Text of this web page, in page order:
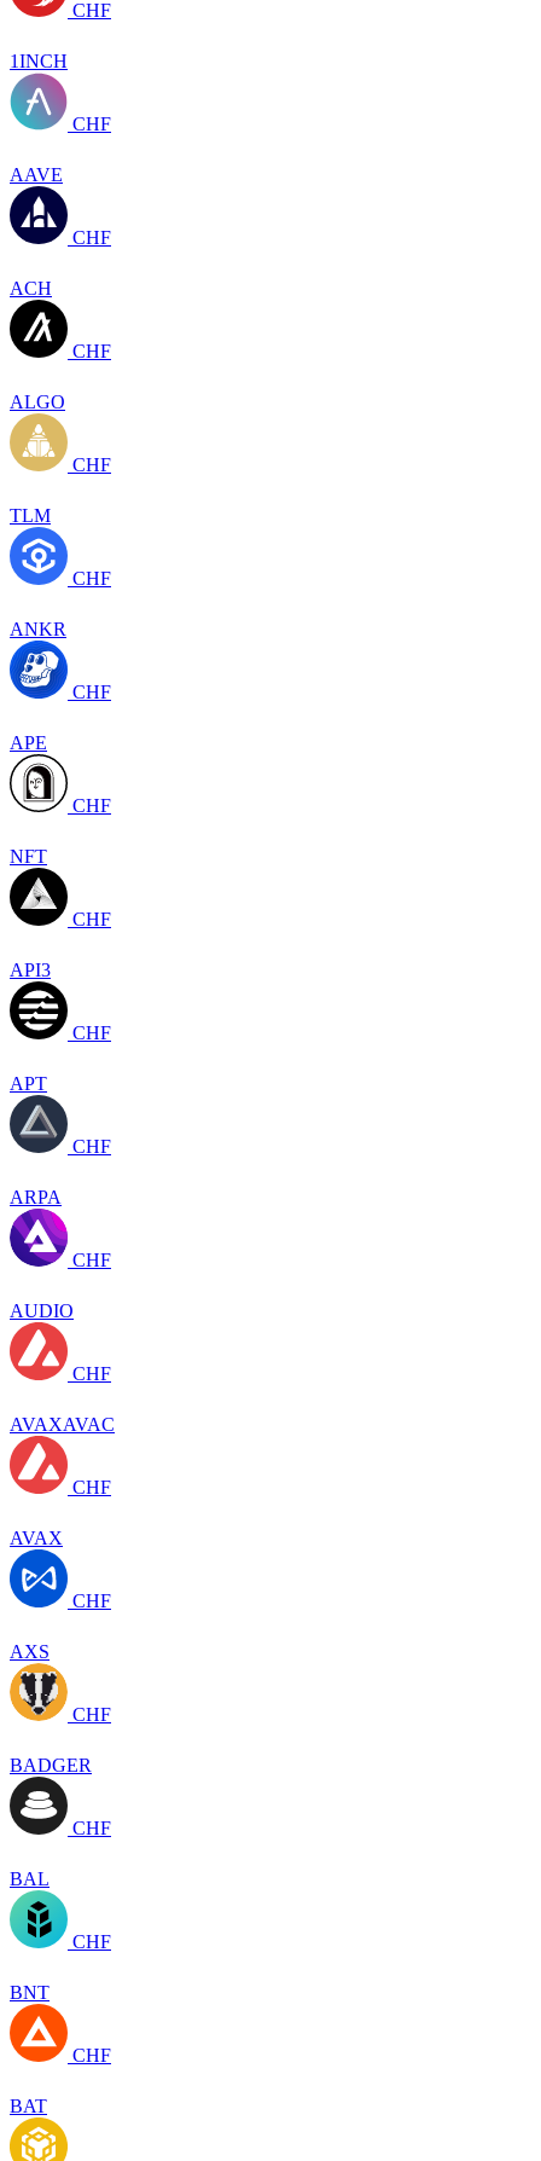
CHF
1INCH
CHF
AAVE
CHF
ACH
CHF
ALGO
CHF
TLM
CHF
ANKR
CHF
APE
CHF
NFT
CHF
API3
CHF
APT
CHF
ARPA
CHF
AUDIO
CHF
AVAXAVAC
CHF
AVAX
CHF
AXS
CHF
BADGER
CHF
BAL
CHF
BNT
CHF
BAT